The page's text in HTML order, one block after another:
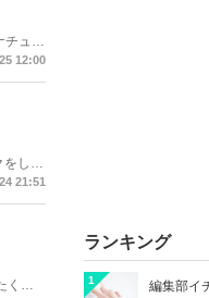
チュラ
んか
12:00
をして
、ニキ
21:51
くな
ランキング
1
編集部イ